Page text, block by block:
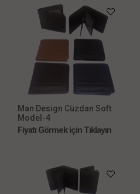
Man Design Cüzdan Soft
Model-4
Fiyatı Görmek için Tıklayın